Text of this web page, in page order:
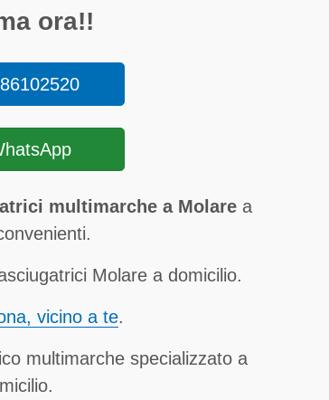
ora!!
multimarche a Molare a
Molare a domicilio.
vicino a te.
multimarche specializzato a